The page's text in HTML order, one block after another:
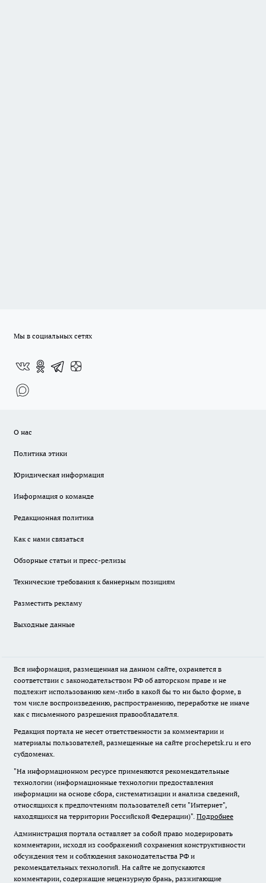
Мы в социальных сетях
О нас
Политика этики
Юридическая информация
Информация о команде
Редакционная политика
Как с нами связаться
Обзорные статьи и пресс-релизы
Технические требования к баннерным позициям
Разместить рекламу
Выходные данные
Вся информация, размещенная на данном сайте, охраняется в
соответствии с законодательством РФ об авторском праве и не
подлежит использованию кем-либо в какой бы то ни было форме, в
том числе воспроизведению, распространению, переработке не иначе
как с письменного разрешения правообладателя.
Редакция портала не несет ответственности за комментарии и
материалы пользователей, размещенные на сайте prochepetsk.ru и его
субдоменах.
"На информационном ресурсе применяются рекомендательные
технологии (информационные технологии предоставления
информации на основе сбора, систематизации и анализа сведений,
относящихся к предпочтениям пользователей сети "Интернет",
находящихся на территории Российской Федерации)". Подробнее
Администрация портала оставляет за собой право модерировать
комментарии, исходя из соображений сохранения конструктивности
обсуждения тем и соблюдения законодательства РФ и
рекомендательных технологий. На сайте не допускаются
комментарии, содержащие нецензурную брань, разжигающие